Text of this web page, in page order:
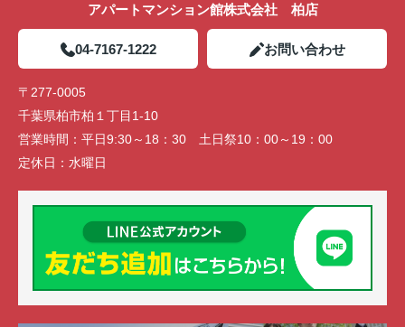
アパートマンション館株式会社 柏店
04-7167-1222 お問い合わせ
〒277-0005
千葉県柏市柏１丁目1-10
営業時間： 平日9:30～18：30 土日祭10：00～19：00
定休日： 水曜日